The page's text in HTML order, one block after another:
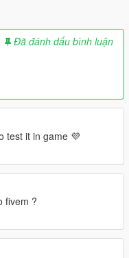
Đã đánh dấu bình luận
test it in game 💜
fivem ?